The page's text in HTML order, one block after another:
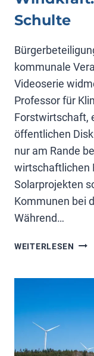
Schulte
kommunale
Videoserie
Professor für
Forstwirtschaft,
öffentlichen
nur am Rande
wirtschaftlichen
Solarprojekten
Kommunen bei
Während…
WEITERLESEN